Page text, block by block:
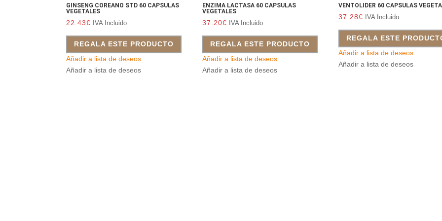
GINSENG COREANO STD 60 CAPSULAS
VEGETALES
22.43€ IVA Incluido
REGALA ESTE PRODUCTO
Añadir a lista de deseos
Añadir a lista de deseos
ENZIMA LACTASA 60 CAPSULAS
VEGETALES
37.20€ IVA Incluido
REGALA ESTE PRODUCTO
Añadir a lista de deseos
Añadir a lista de deseos
VENTOLIDER 60 CAPSULAS
37.28€ IVA Incluido
REGALA ESTE
Añadir a lista de deseos
Añadir a lista de deseos